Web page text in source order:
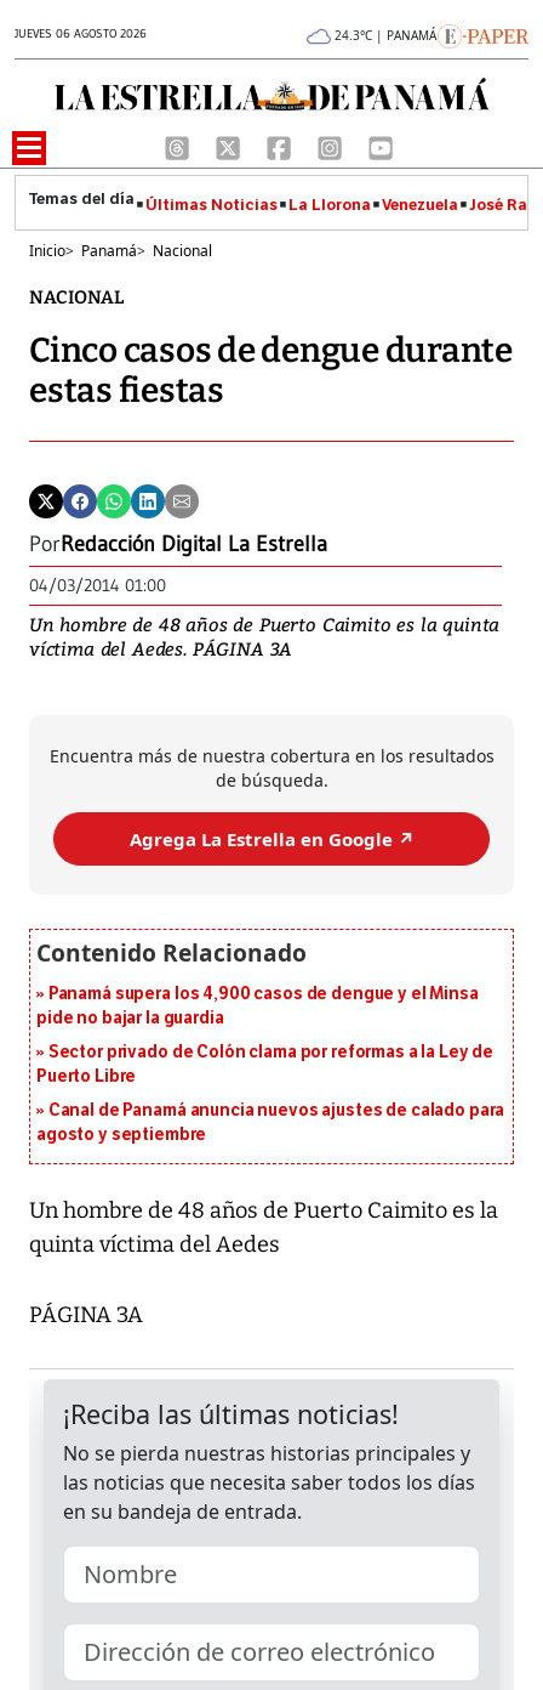
JUEVES 06 AGOSTO 2026 24.3°C | PANAMÁ
Últimas Noticias La Llorona Venezuela José
Inicio> Panamá> Nacional
NACIONAL
Cinco casos de dengue durante
estas fiestas
PorRedacción Digital La Estrella
04/03/2014 01:00
Un hombre de 48 años de Puerto Caimito es la quinta
víctima del Aedes. PÁGINA 3A
Encuentra más de nuestra cobertura en los resultados
de búsqueda.
Agrega La Estrella en Google ↗️
Panamá supera los 4,900 casos de dengue y el Minsa
pide no bajar la guardia
Sector privado de Colón clama por reformas a la Ley de
Puerto Libre
Canal de Panamá anuncia nuevos ajustes de calado para
agosto y septiembre
Un hombre de 48 años de Puerto Caimito es la
quinta víctima del Aedes
PÁGINA 3A